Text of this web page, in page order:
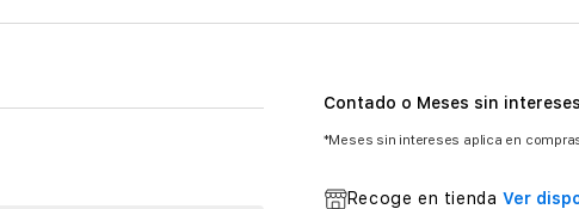
Contado o Meses sin intereses
*Meses sin intereses aplica en
Recoge en tienda Ver